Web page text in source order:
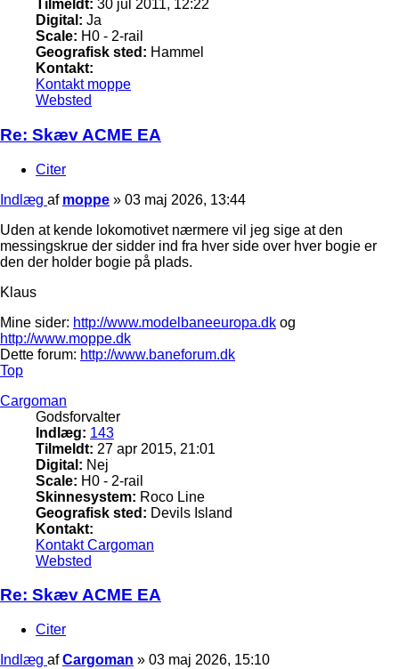
Tilmeldt: 30 jul 2011, 12:22
Digital: Ja
Scale: H0 - 2-rail
Geografisk sted: Hammel
Kontakt:
Kontakt moppe
Websted
Re: Skæv ACME EA
Citer
Indlæg af moppe » 03 maj 2026, 13:44
Uden at kende lokomotivet nærmere vil jeg sige at den
messingskrue der sidder ind fra hver side over hver bogie er
den der holder bogie på plads.
Klaus
Mine sider: http://www.modelbaneeuropa.dk og
http://www.moppe.dk
Dette forum: http://www.baneforum.dk
Top
Cargoman
Godsforvalter
Indlæg: 143
Tilmeldt: 27 apr 2015, 21:01
Digital: Nej
Scale: H0 - 2-rail
Skinnesystem: Roco Line
Geografisk sted: Devils Island
Kontakt:
Kontakt Cargoman
Websted
Re: Skæv ACME EA
Citer
Indlæg afCargoman » 03 maj 2026, 15:10